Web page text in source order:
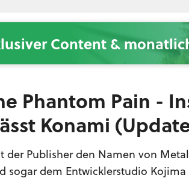
Content &
Phantom Pain -
Konami
der Publisher den Namen von
sogar dem Entwicklerstudio